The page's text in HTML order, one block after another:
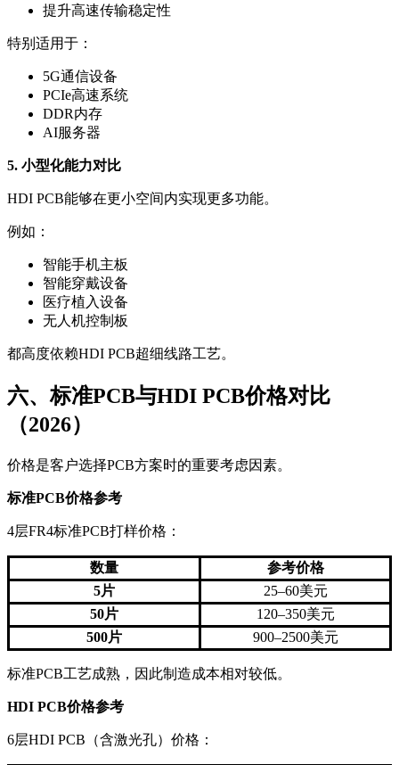
提升高速传输稳定性
特别适用于：
5G通信设备
PCIe高速系统
DDR内存
AI服务器
5. 小型化能力对比
HDI PCB能够在更小空间内实现更多功能。
例如：
智能手机主板
智能穿戴设备
医疗植入设备
无人机控制板
都高度依赖HDI PCB超细线路工艺。
六、标准PCB与HDI PCB价格对比
（2026）
价格是客户选择PCB方案时的重要考虑因素。
标准PCB价格参考
4层FR4标准PCB打样价格：
数量
参考价格
5片
25–60美元
50片
120–350美元
500片
900–2500美元
标准PCB工艺成熟，因此制造成本相对较低。
HDI PCB价格参考
6层HDI PCB（含激光孔）价格：